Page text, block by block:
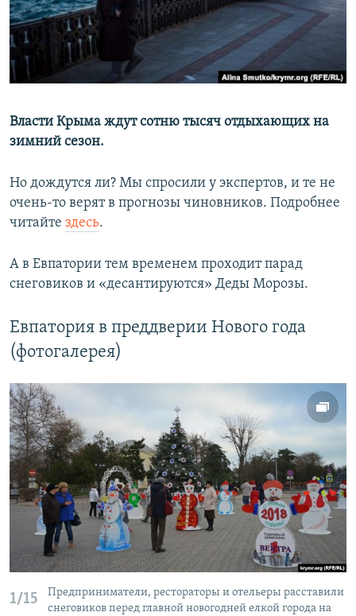
ПОБЕДИТЕЛЕЙ НЕ СУДЯТ?
КРЫМ.НЕПОКОРЕННЫЙ
ELIFBE
ПРИСОЕДИНЯЙТЕСЬ!
Все сайты RFE/RL
Власти Крыма ждут сотню тысяч отдыхающих на
зимний сезон.
Но дождутся ли? Мы спросили у экспертов, и те не
очень-то верят в прогнозы чиновников. Подробнее
читайте здесь.
А в Евпатории тем временем проходит парад
снеговиков и «десантируются» Деды Морозы.
Евпатория в преддверии Нового года
(фотогалерея)
1/15
Предприниматели, рестораторы и отельеры расставили
снеговиков перед главной новогодней елкой города на